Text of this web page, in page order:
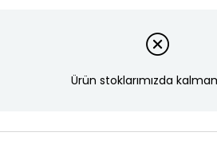
Ürün stoklarımızda